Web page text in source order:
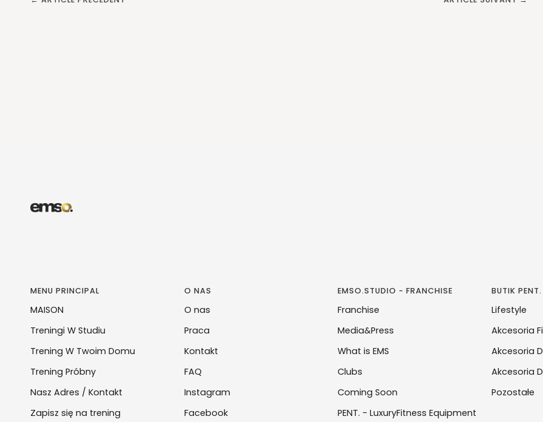
MENU PRINCIPAL
MAISON
Treningi W Studiu
Trening W Twoim Domu
Trening Próbny
Nasz Adres / Kontakt
Zapisz się na trening
O NAS
O nas
Praca
Kontakt
FAQ
Instagram
Facebook
EMSO.STUDIO - FRANCHISE
Franchise
Media&Press
What is EMS
Clubs
Coming Soon
PENT. - LuxuryFitness Equipment
BUTIK
Lifestyle
Akcesoria
Akcesoria
Akcesoria
Pozostałe